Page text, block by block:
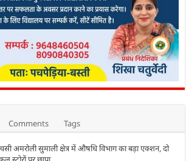
Comments Tags
अमरोली सुमाली क्षेत्र में औषधि विभाग का बड़ा एक्शन, दो